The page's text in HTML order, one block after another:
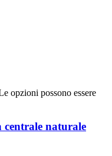
opzioni possono essere
naturale